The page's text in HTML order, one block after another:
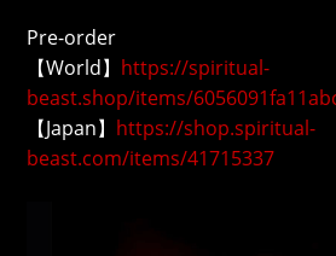
Pre-order
【World】 https://spiritual-
beast.shop/items/
【Japan】 https://shop.spiritual-
beast.com/items/41715337